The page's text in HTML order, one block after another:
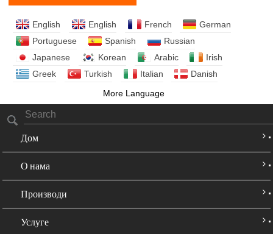
English English French
German
Portuguese
Spanish
Russian
Japanese
Korean Arabic
Irish
Greek
Turkish Italian
Danish
More Language
Дом
О нама
Производи
Услуге